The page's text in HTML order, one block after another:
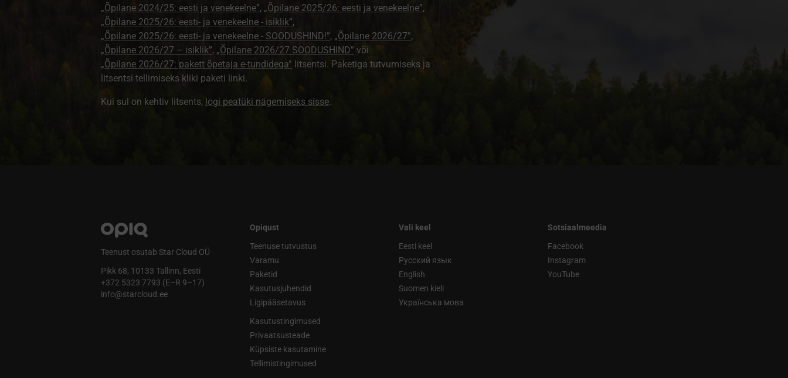
„Õpilane 2024/25: eesti ja venekeelne”, „Õpilane 2025/26: eesti ja venekeelne”,
„Õpilane 2025/26: eesti- ja venekeelne - isiklik”,
„Õpilane 2025/26: eesti- ja venekeelne - SOODUSHIND!”, „Õpilane 2026/27”,
„Õpilane 2026/27 – isiklik”, „Õpilane 2026/27 SOODUSHIND” või
„Õpilane 2026/27: pakett õpetaja e-tundidega” litsentsi. Paketiga tutvumiseks ja
litsentsi tellimiseks kliki paketi linki.
Kui sul on kehtiv litsents, logi peatüki nägemiseks sisse.
Teenust osutab Star Cloud OÜ
Pikk 68, 10133 Tallinn, Eesti
+372 5323 7793 (E–R 9–17)
info@starcloud.ee
Opiqust
Teenuse tutvustus
Varamu
Paketid
Kasutusjuhendid
Ligipääsetavus
Kasutustingimused
Privaatsusteade
Küpsiste kasutamine
Tellimistingimused
Vali keel
Eesti keel
Русский язык
English
Suomen kieli
Українська мова
Sotsiaalmeedia
Facebook
Instagram
YouTube